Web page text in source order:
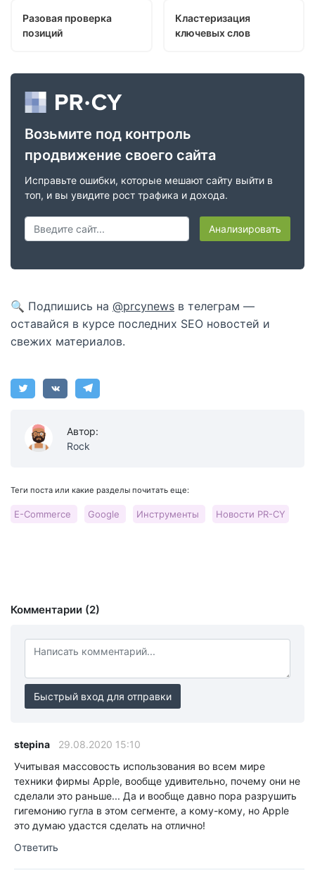
Разовая проверка
позиций
Кластеризация
ключевых слов
Возьмите под контроль
продвижение своего сайта
Исправьте ошибки, которые мешают сайту выйти в
топ, и вы увидите рост трафика и дохода.
Анализировать
🔍 Подпишись на @prcynews в телеграм —
оставайся в курсе последних SEO новостей и
свежих материалов.
Автор:
Rock
Теги поста или какие разделы почитать еще:
E-Commerce Google Инструменты Новости PR-CY
Комментарии (2)
Быстрый вход для отправки
stepina
29.08.2020 15:10
Учитывая массовость использования во всем мире
техники фирмы Apple, вообще удивительно, почему они не
сделали это раньше... Да и вообще давно пора разрушить
гигемонию гугла в этом сегменте, а кому-кому, но Apple
это думаю удастся сделать на отлично!
Ответить